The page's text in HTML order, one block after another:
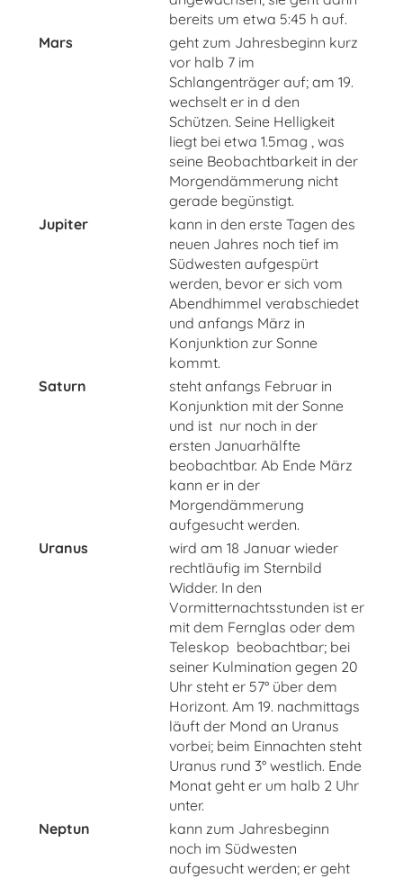
bereits um etwa 5:45 h auf.
Mars
geht zum Jahresbeginn kurz
vor halb 7 im
Schlangenträger auf; am 19.
wechselt er in d den
Schützen. Seine Helligkeit
liegt bei etwa 1.5mag , was
seine Beobachtbarkeit in der
Morgendämmerung nicht
gerade begünstigt.
Jupiter
kann in den erste Tagen des
neuen Jahres noch tief im
Südwesten aufgespürt
werden, bevor er sich vom
Abendhimmel verabschiedet
und anfangs März in
Konjunktion zur Sonne
kommt.
Saturn
steht anfangs Februar in
Konjunktion mit der Sonne
und ist nur noch in der
ersten Januarhälfte
beobachtbar. Ab Ende März
kann er in der
Morgendämmerung
aufgesucht werden.
Uranus
wird am 18 Januar wieder
rechtläufig im Sternbild
Widder. In den
Vormitternachtsstunden ist er
mit dem Fernglas oder dem
Teleskop beobachtbar; bei
seiner Kulmination gegen 20
Uhr steht er 57° über dem
Horizont. Am 19. nachmittags
läuft der Mond an Uranus
vorbei; beim Einnachten steht
Uranus rund 3° westlich. Ende
Monat geht er um halb 2 Uhr
unter.
Neptun
kann zum Jahresbeginn
noch im Südwesten
aufgesucht werden; er geht